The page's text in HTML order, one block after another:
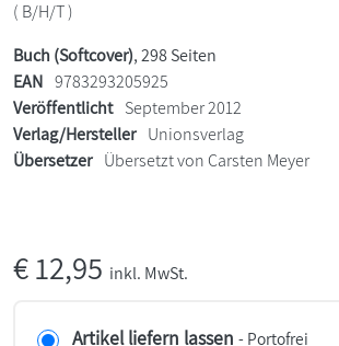
( B/H/T )
Buch (Softcover), 298 Seiten
EAN 9783293205925
Veröffentlicht September 2012
Verlag/Hersteller Unionsverlag
Übersetzer Übersetzt von Carsten Meyer
€12,95 inkl. MwSt.
Artikel liefern lassen - Portofrei